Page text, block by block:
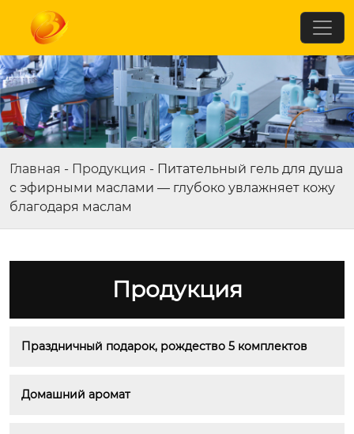
Главная - Продукция - Питательный гель для душа
с эфирными маслами — глубоко увлажняет кожу
благодаря маслам
Продукция
Праздничный подарок, рождество 5 комплектов
Домашний аромат